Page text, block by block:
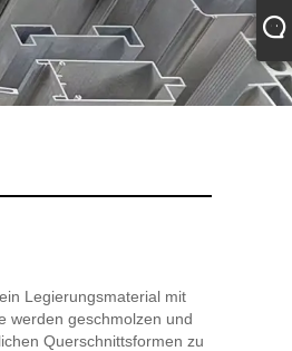
Legierungsmaterial mit
werden geschmolzen und
Querschnittsformen zu